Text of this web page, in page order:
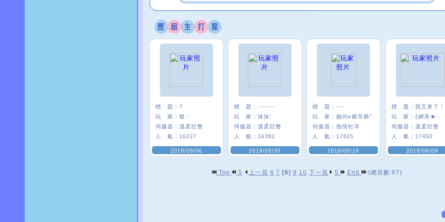
標 題： ?
玩 家： 噷‥
伺服器： 溫柔巨蟹
人 氣： 16227
2018/09/06
標 題： -------
玩 家： 抹抹’
伺服器： 溫柔巨蟹
人 氣： 16382
2018/08/30
標 題： ---
玩 家： 她叫κ豬哥爺°
伺服器： 熱情牡羊
人 氣： 17825
2018/08/16
標 題： 我又來了
玩 家： ξ網美★╮
伺服器： 溫柔巨蟹
人 氣： 17450
2018/08/09
Top 5 上一頁 6 7 [8] 9 10 下一頁 5 End (總頁數:67)